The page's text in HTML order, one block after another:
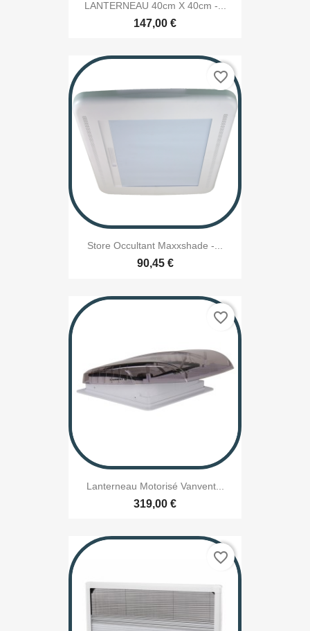
LANTERNEAU 40cm X 40cm -...
147,00 €
Store Occultant Maxxshade -...
90,45 €
favorite_border
Lanterneau Motorisé Vanvent...
319,00 €
favorite_border
favorite_border